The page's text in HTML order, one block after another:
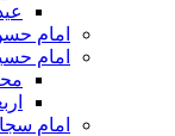
امام
امام
امام